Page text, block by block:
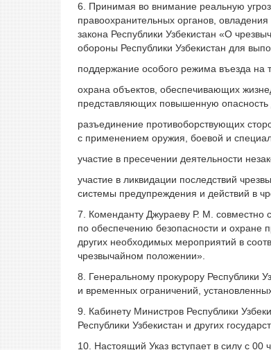
6. Принимая во внимание реальную
правоохранительных органов,
закона Республики Узбекистан «О
обороны Республики Узбекистан для
поддержание особого режима въезда на
охрана объектов, обеспечивающих
представляющих повышенную
разъединение противоборствующих
с применением оружия, боевой и
участие в пресечении деятельности
участие в ликвидации последствий
системы предупреждения и действий в
7. Коменданту Джураеву Р. М. совместно
по обеспечению безопасности и охране
других необходимых мероприятий в
чрезвычайном положении».
8. Генеральному прокурору Республики
и временных ограничений,
9. Кабинету Министров Республики
Республики Узбекистан и других
10. Настоящий Указ вступает в силу с